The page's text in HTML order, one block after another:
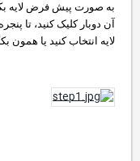
به صورت پیش فرض لایه
آن دوبار کلیک کنید، تا پنجره
لایه انتخاب کنید یا همون